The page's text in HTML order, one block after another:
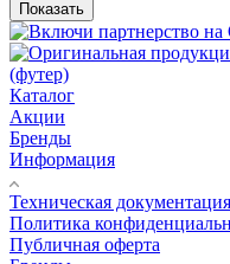
Показать
Каталог
Акции
Бренды
Информация
Техническая документация
Политика
Публичная оферта